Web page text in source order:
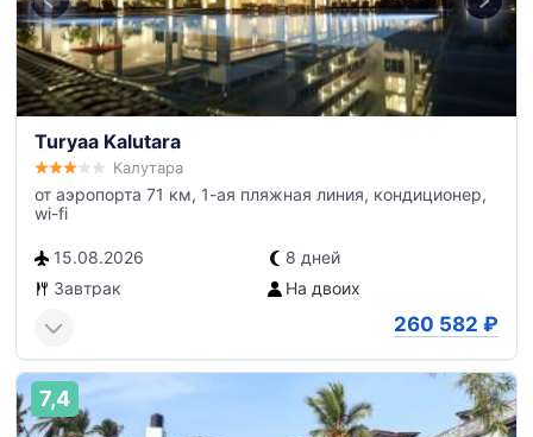
Turyaa Kalutara
Калутара
от аэропорта 71 км, 1-ая пляжная линия, кондиционер,
wi-fi
15.08.2026
8 дней
Завтрак
На двоих
260 582 ₽
7,4